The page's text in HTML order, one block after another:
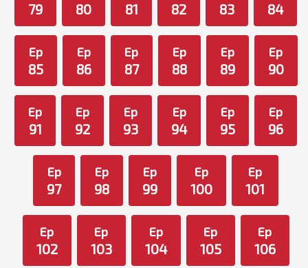
79 80 81 82 83 84
Ep
85
Ep
86
Ep
87
Ep
88
Ep
89
Ep
90
Ep
91
Ep
92
Ep
93
Ep
94
Ep
95
Ep
96
Ep
97
Ep
98
Ep
99
Ep
100
Ep
101
Ep
102
Ep
103
Ep
104
Ep
105
Ep
106